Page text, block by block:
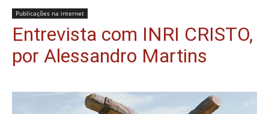
Publicações na internet
Entrevista com INRI CRISTO,
por Alessandro Martins